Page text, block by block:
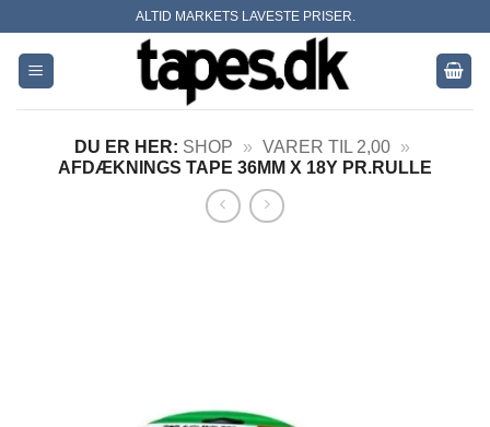
content
ALTID MARKETS LAVESTE PRISER.
DU ER HER: SHOP » VARER TIL 2,00 »
AFDÆKNINGS TAPE 36MM X 18Y PR.RULLE